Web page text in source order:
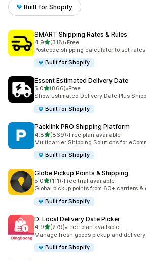
Built for Shopify
SMART Shipping Rates & Rules
4.9เต็ม 5 ดาว
(318)
ทั้งหมด 318 รีวิว
•Free
Postcode shipping calculator to set
Built for Shopify
Essent Estimated Delivery Date
5.0เต็ม 5 ดาว
(866)
ทั้งหมด 866 รีวิว
•Free
Show Estimated Delivery Date Plus
Built for Shopify
Packlink PRO Shipping Platform
4.8เต็ม 5 ดาว
(869)
ทั้งหมด 869 รีวิว
•Free plan available
Multicarrier Shipping Solutions for
Built for Shopify
Globe Pickup Points & Shipping
5.0เต็ม 5 ดาว
(111)
ทั้งหมด 111 รีวิว
•Free trial available
Global pickup points from 60+ carriers
Built for Shopify
D: Local Delivery Date Picker
4.9เต็ม 5 ดาว
(279)
ทั้งหมด 279 รีวิว
•Free plan available
Manage fresh goods pickup and
Built for Shopify